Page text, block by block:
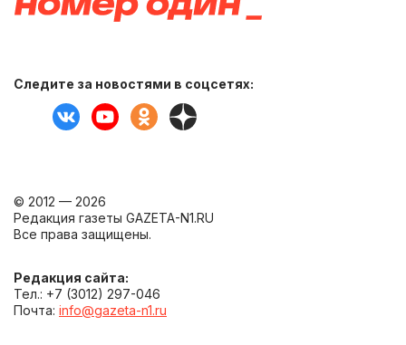
Следите за новостями в соцсетях:
© 2012 — 2026
Редакция газеты GAZETA-N1.RU
Все права защищены.
Редакция сайта:
Тел.: +7 (3012) 297-046
Почта: info@gazeta-n1.ru